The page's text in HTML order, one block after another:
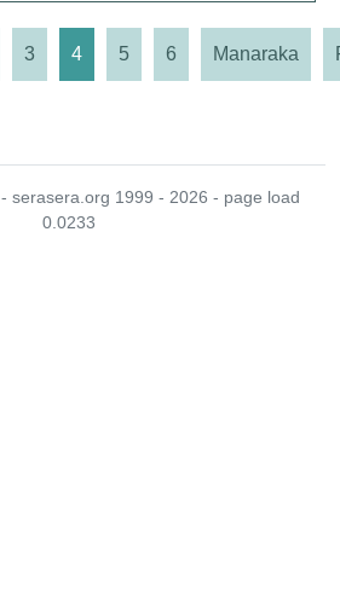
3 4 5 6 Manaraka
- serasera.org 1999 - 2026 - page load
0.0233